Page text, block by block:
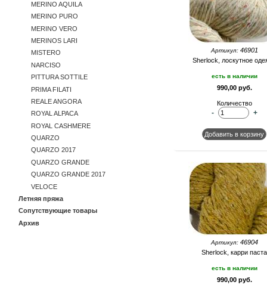
MERINO AQUILA
MERINO PURO
MERINO VERO
MERINOS LARI
MISTERO
NARCISO
PITTURA SOTTILE
PRIMA FILATI
REALE ANGORA
ROYAL ALPACA
ROYAL CASHMERE
QUARZO
QUARZO 2017
QUARZO GRANDE
QUARZO GRANDE 2017
VELOCE
Летняя пряжа
Сопутствующие товары
Архив
Артикул: 46901
Sherlock, лоскутное
есть в наличии
990,00 руб.
Количество
- +
Артикул: 46904
Sherlock, карри паста
есть в наличии
990,00 руб.